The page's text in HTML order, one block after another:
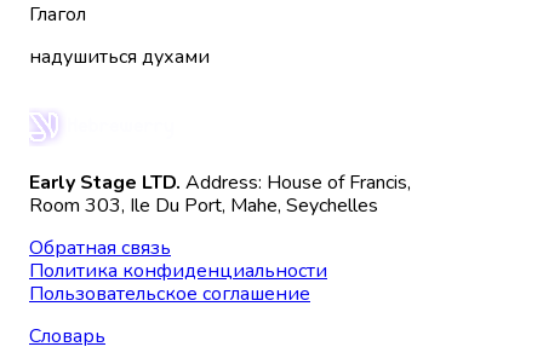
Глагол
надушиться духами
Early Stage LTD. Address: House of Francis,
Room 303, Ile Du Port, Mahe, Seychelles
Обратная связь
Политика конфиденциальности
Пользовательское соглашение
Словарь